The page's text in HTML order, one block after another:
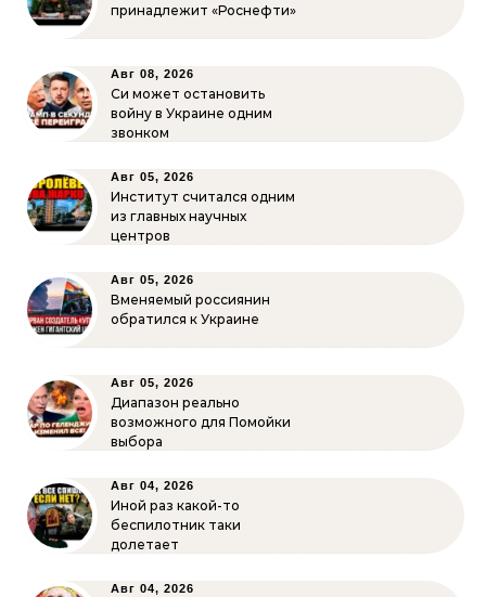
принадлежит «Роснефти»
Авг 08, 2026
Си может остановить
войну в Украине одним
звонком
Авг 05, 2026
Институт считался одним
из главных научных
центров
Авг 05, 2026
Вменяемый россиянин
обратился к Украине
Авг 05, 2026
Диапазон реально
возможного для Помойки
выбора
Авг 04, 2026
Иной раз какой-то
беспилотник таки
долетает
Авг 04, 2026